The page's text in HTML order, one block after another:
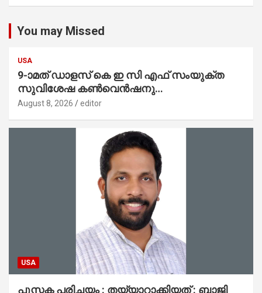
You may Missed
USA
9-ാമത് ഡാളസ് കെ ഇ സി എഫ് സംയുക്ത
സുവിശേഷ കൺവെൻഷനു
പ്രാർത്ഥനാനിർഭരമായ തുടക്കം
August 8, 2026 editor
USA
പുസ്തക പരിചയം : തയ്യാറാക്കിയത് : ബാജി